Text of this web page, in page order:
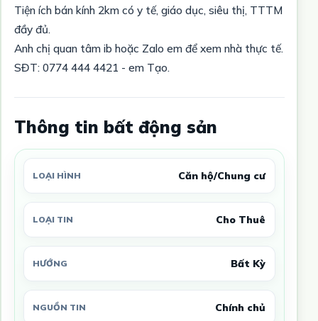
Tiện ích bán kính 2km có y tế, giáo dục, siêu thị, TTTM
đầy đủ.
Anh chị quan tâm ib hoặc Zalo em để xem nhà thực tế.
SĐT: 0774 444 4421 - em Tạo.
Thông tin bất động sản
LOẠI HÌNH Căn hộ/Chung cư
LOẠI TIN Cho Thuê
HƯỚNG Bất Kỳ
NGUỒN TIN Chính chủ